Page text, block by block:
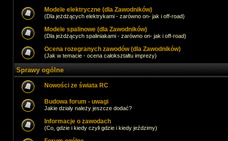
Modele elektryczne (dla Zawodników)
(Dla jeżdżących elektrykami - zarówno on- jak i off-road)
Modele spalinowe (dla Zawodników)
(Dla jeżdżących spaliniakami - zarówno on- jak i off-road)
Ocena rozegranych zawodów (dla Zawodników)
(Jak w temacie - ocena całokształtu imprezy)
Sprawy ogólne
Nowości ze świata RC
Budowa forum - uwagi
Jakie działy należy jeszcze dodać?
Informacje o zawodach
(Co, gdzie i kiedy czyli gdzie i kiedy jeździmy)